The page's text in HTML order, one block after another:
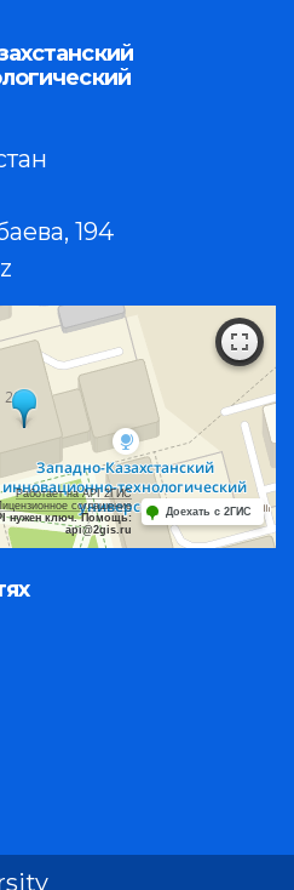
194
Работает на API 2ГИС
соглашение
нужен ключ. Помощь:
api@2gis.ru
Доехать с 2ГИС